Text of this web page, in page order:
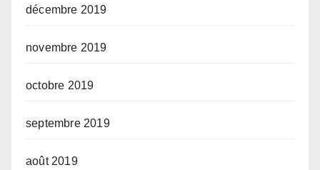
décembre 2019
novembre 2019
octobre 2019
septembre 2019
août 2019